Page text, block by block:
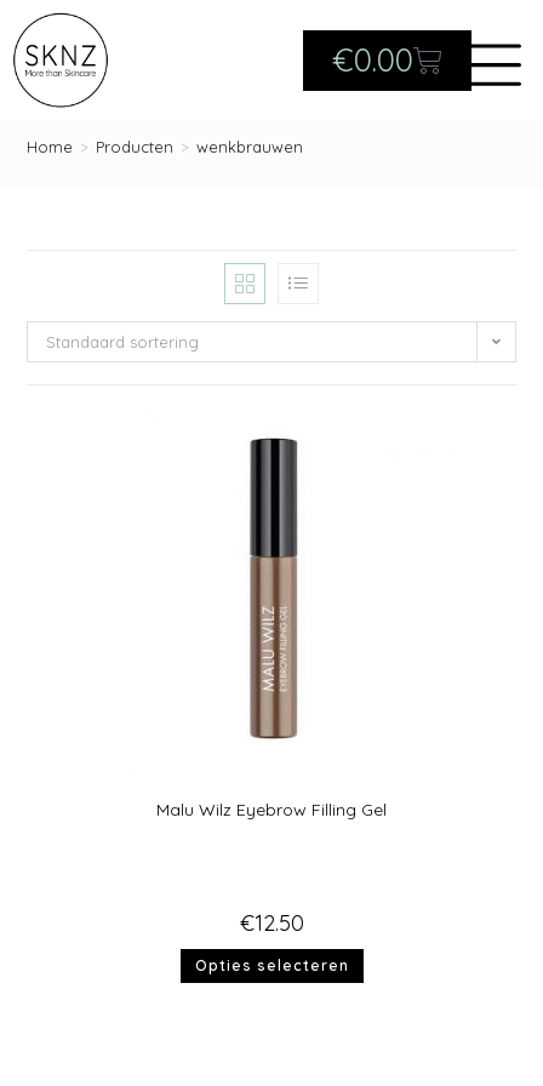
€0.00
Home > Producten > wenkbrauwen
Standaard sortering
Malu Wilz Eyebrow Filling Gel
€12.50
Opties selecteren